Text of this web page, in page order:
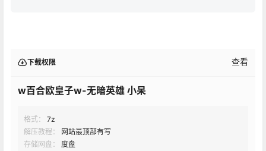
下载权限 查看
w百合欧皇子w-无暗英雄 小呆
格式：
7z
解压教程：
网站最顶部有写
存储网盘：
度盘